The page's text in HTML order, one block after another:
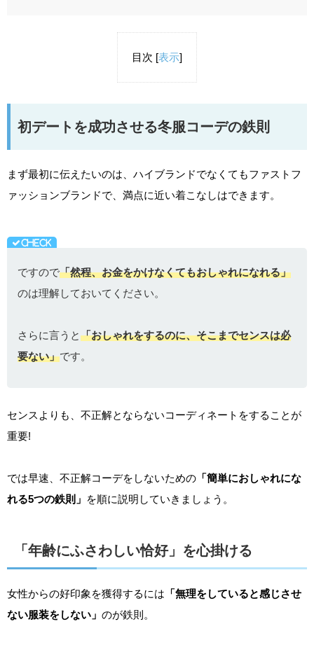
目次 [表示]
初デートを成功させる冬服コーデの鉄則
まず最初に伝えたいのは、ハイブランドでなくてもファストフ
ァッションブランドで、満点に近い着こなしはできます。
ですので「然程、お金をかけなくてもおしゃれになれる」
のは理解しておいてください。
さらに言うと「おしゃれをするのに、そこまでセンスは必
要ない」です。
センスよりも、不正解とならないコーディネートをすることが
重要!
では早速、不正解コーデをしないための 「簡単におしゃれにな
れる5つの鉄則」 を順に説明していきましょう。
「年齢にふさわしい恰好」を心掛ける
女性からの好印象を獲得するには 「無理をしていると感じさせ
ない服装をしない」 のが鉄則。